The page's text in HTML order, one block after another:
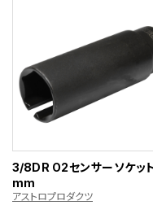
3/8DR O2センサーソケッ
mm
アストロプロダクツ